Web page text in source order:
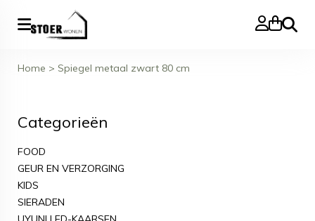
Zoeken
Home > Spiegel metaal zwart 80 cm
Categorieën
FOOD
GEUR EN VERZORGING
KIDS
SIERADEN